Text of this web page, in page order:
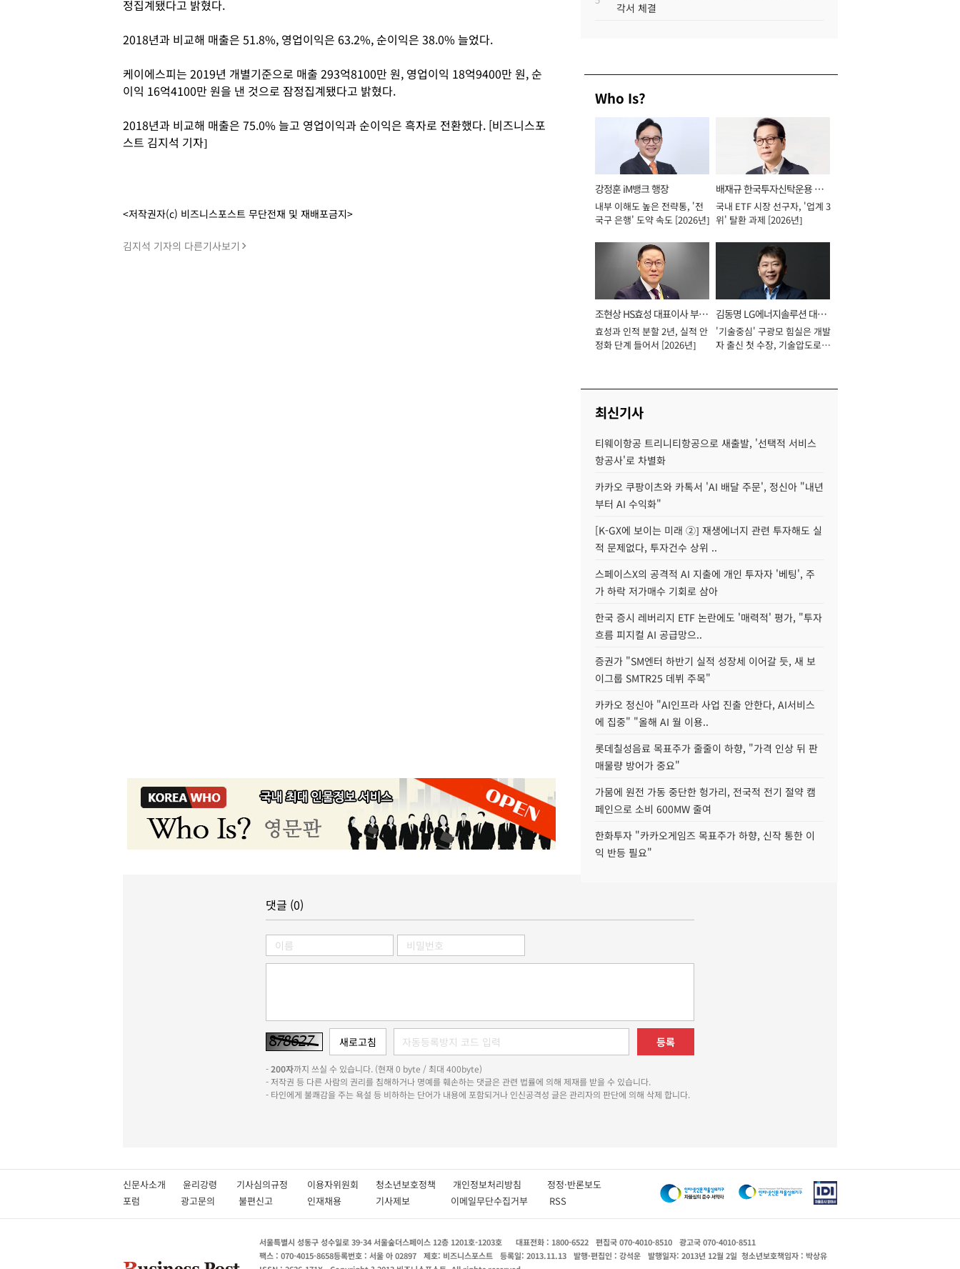
정집계됐다고 밝혔다.
2018년과 비교해 매출은 51.8%, 영업이익은 63.2%, 순이익은 38.0% 늘었다.
케이에스피는 2019년 개별기준으로 매출 293억8100만 원, 영업이익 18억9400만 원, 순
이익 16억4100만 원을 낸 것으로 잠정집계됐다고 밝혔다.
2018년과 비교해 매출은 75.0% 늘고 영업이익과 순이익은 흑자로 전환했다. [비즈니스포
스트 김지석 기자]
<저작권자(c) 비즈니스포스트 무단전재 및 재배포금지>
김지석 기자의 다른기사보기
각서 체결
Who Is?
강정훈 iM뱅크 행장
내부 이해도 높은 전략통, '전
국구 은행' 도약 속도 [2026년]
배재규 한국투자신탁운용 대
표이사 사장
국내 ETF 시장 선구자, '업계 3
위' 탈환 과제 [2026년]
조현상 HS효성 대표이사 부회
장
효성과 인적 분할 2년, 실적 안
정화 단계 들어서 [2026년]
김동명 LG에너지솔루션 대표
이사 사장
'기술중심' 구광모 힘실은 개발
자 출신 첫 수장, 기술압도로
최신기사
티웨이항공 트리니티항공으로 새출발, '선택적 서비스
항공사'로 차별화
카카오 쿠팡이츠와 카톡서 'AI 배달 주문', 정신아 "내년
부터 AI 수익화"
[K-GX에 보이는 미래 ②] 재생에너지 관련 투자해도 실
적 문제없다, 투자건수 상위 ..
스페이스X의 공격적 AI 지출에 개인 투자자 '베팅', 주
가 하락 저가매수 기회로 삼아
한국 증시 레버리지 ETF 논란에도 '매력적' 평가, "투자
흐름 피지컬 AI 공급망으..
증권가 "SM엔터 하반기 실적 성장세 이어갈 듯, 새 보
이그룹 SMTR25 데뷔 주목"
카카오 정신아 "AI인프라 사업 진출 안한다, AI서비스
에 집중" "올해 AI 월 이용..
롯데칠성음료 목표주가 줄줄이 하향, "가격 인상 뒤 판
매물량 방어가 중요"
가뭄에 원전 가동 중단한 헝가리, 전국적 전기 절약 캠
페인으로 소비 600MW 줄여
한화투자 "카카오게임즈 목표주가 하향, 신작 통한 이
익 반등 필요"
댓글 (0)
등록
-200자까지 쓰실 수 있습니다. (현재 0 byte / 최대 400byte)
- 저작권 등 다른 사람의 권리를 침해하거나 명예를 훼손하는 댓글은 관련 법률에 의해 제재를 받을 수 있습니다.
- 타인에게 불쾌감을 주는 욕설 등 비하하는 단어가 내용에 포함되거나 인신공격성 글은 관리자의 판단에 의해 삭제 합니다.
신문사소개 윤리강령 기사심의규정 이용자위원회 청소년보호정책 개인정보처리방침 정정·반론보도
포럼
광고문의 불편신고 인재채용 기사제보 이메일무단수집거부 RSS
서울특별시 성동구 성수일로 39-34 서울숲더스페이스 12층 1201호-1203호 대표전화 : 1800-6522 편집국 070-4010-8510
광고국 070-4010-8511
팩스 : 070-4015-8658등록번호 : 서울 아 02897 제호: 비즈니스포스트 등록일: 2013.11.13 발행·편집인 : 강석운 발행일자: 2013년 12월 2일 청소년보호책임자 : 박상유